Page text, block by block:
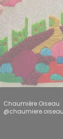
Chaumière Oiseau
@chaumiere.oiseau